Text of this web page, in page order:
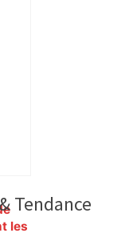
les
Tendance